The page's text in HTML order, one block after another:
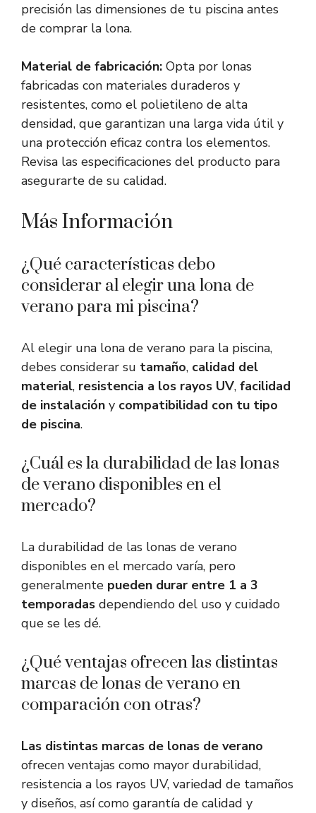
precisión las dimensiones de tu piscina antes
de comprar la lona.
Material de fabricación: Opta por lonas
fabricadas con materiales duraderos y
resistentes, como el polietileno de alta
densidad, que garantizan una larga vida útil y
una protección eficaz contra los elementos.
Revisa las especificaciones del producto para
asegurarte de su calidad.
Más Información
¿Qué características debo
considerar al elegir una lona de
verano para mi piscina?
Al elegir una lona de verano para la piscina,
debes considerar su tamaño, calidad del
material, resistencia a los rayos UV, facilidad
de instalación y compatibilidad con tu tipo
de piscina.
¿Cuál es la durabilidad de las lonas
de verano disponibles en el
mercado?
La durabilidad de las lonas de verano
disponibles en el mercado varía, pero
generalmente pueden durar entre 1 a 3
temporadas dependiendo del uso y cuidado
que se les dé.
¿Qué ventajas ofrecen las distintas
marcas de lonas de verano en
comparación con otras?
Las distintas marcas de lonas de verano
ofrecen ventajas como mayor durabilidad,
resistencia a los rayos UV, variedad de tamaños
y diseños, así como garantía de calidad y